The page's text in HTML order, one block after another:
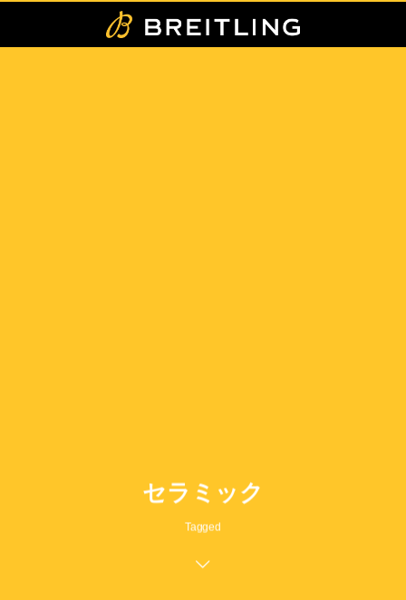
セラミック
Tagged